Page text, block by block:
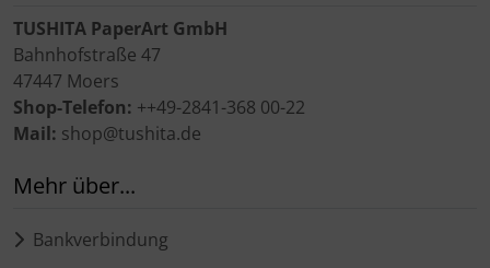
TUSHITA PaperArt GmbH
Bahnhofstraße 47
47447 Moers
Shop-Telefon: ++49-2841-368 00-22
Mail: shop@tushita.de
Mehr über...
Bankverbindung